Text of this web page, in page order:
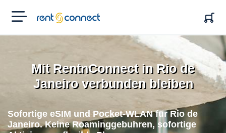
RENT'N
CONNECT
Mit RentnConnect in Rio de
Janeiro verbunden bleiben
Sofortige eSIM und Pocket-WLAN fur Rio de
Janeiro. Keine Roaminggebuhren, sofortige